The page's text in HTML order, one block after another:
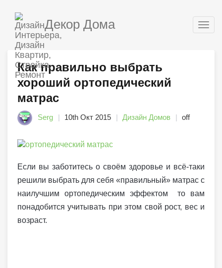
Декор Дома
Как правильно выбрать
хороший ортопедический
матрас
Serg 10th Окт 2015 Дизайн Домов off
Если вы заботитесь о своём здоровье и всё-таки
решили выбрать для себя «правильный» матрас с
наилучшим ортопедическим эффектом то вам
понадобится учитывать при этом свой рост, вес и
возраст.